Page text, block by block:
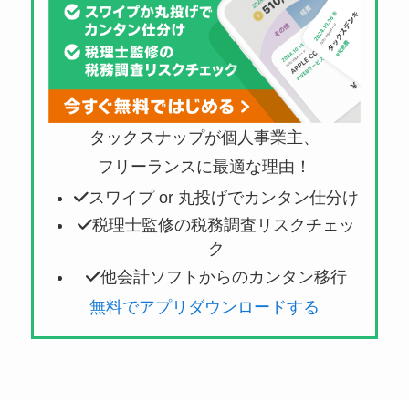
タックスナップが個人事業主、
フリーランスに最適な理由！
スワイプ or 丸投げでカンタン仕分け
税理士監修の税務調査リスクチェッ
ク
他会計ソフトからのカンタン移行
無料でアプリダウンロードする